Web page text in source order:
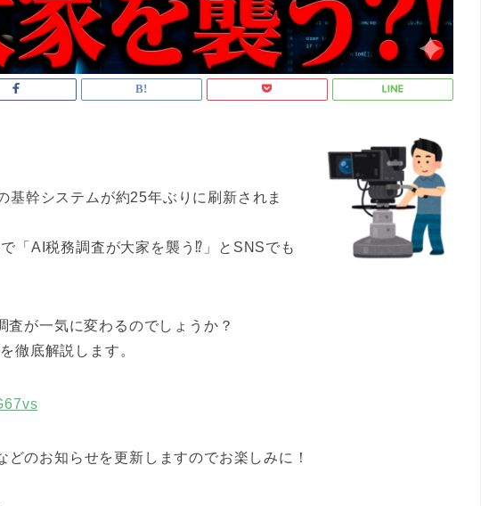
基幹システムが約25年ぶりに刷新されま
「AI税務調査が大家を襲う⁉」とSNSでも
査が一気に変わるのでしょうか？
徹底解説します。
どのお知らせを更新しますのでお楽しみに！